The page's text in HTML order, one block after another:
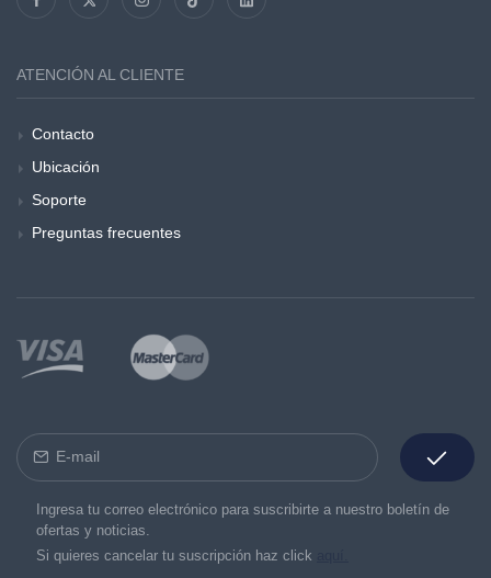
ATENCIÓN AL CLIENTE
Contacto
Ubicación
Soporte
Preguntas frecuentes
Ingresa tu correo electrónico para suscribirte a nuestro boletín de
ofertas y noticias.
Si quieres cancelar tu suscripción haz click